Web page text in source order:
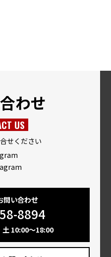
わせ
US
せください
問い合わせ
8894
土 10:00～18:00